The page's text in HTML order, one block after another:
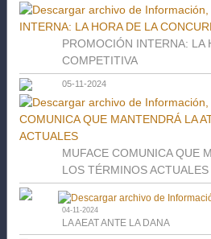
PROMOCIÓN INTERNA: LA
COMPETITIVA
05-11-2024
MUFACE COMUNICA QUE
LOS TÉRMINOS ACTUALES
04-11-2024
LA AEAT ANTE LA DANA